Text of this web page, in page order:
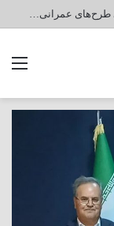
هم‌افزایی «آب و خاک» و «ترویج»؛ کلید بهره‌وری طرح‌های عمرانی و امنیت غذایی کشور